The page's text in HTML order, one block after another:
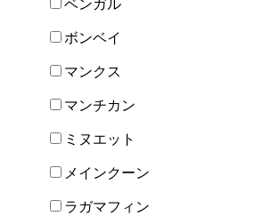
ベンガル
ボンベイ
マンクス
マンチカン
ミヌエット
メインクーン
ラガマフィン